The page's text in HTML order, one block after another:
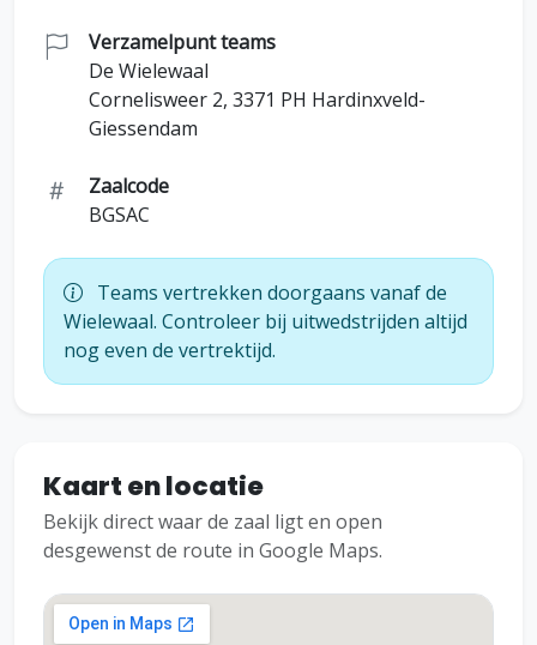
Verzamelpunt teams
De Wielewaal
Cornelisweer 2, 3371 PH Hardinxveld-
Giessendam
Zaalcode
BGSAC
Teams vertrekken doorgaans vanaf de
Wielewaal. Controleer bij uitwedstrijden altijd
nog even de vertrektijd.
Kaart en locatie
Bekijk direct waar de zaal ligt en open
desgewenst de route in Google Maps.